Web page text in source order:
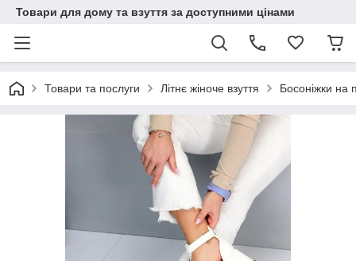
Товари для дому та взуття за доступними цінами
Товари та послуги Літнє жіноче взуття Босоніжки на